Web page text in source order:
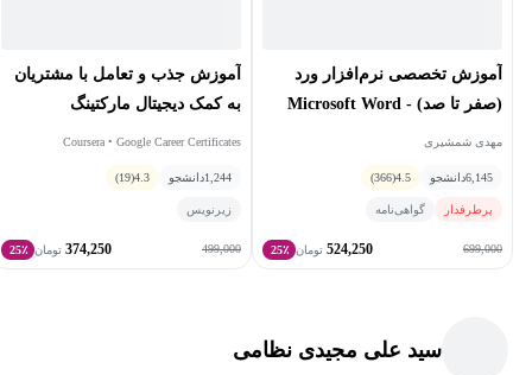
آموزش تخصصی نرم‌افزار ورد
(صفر تا صد) - Microsoft Word
مهدی شمشیری
6,145دانشجو 4.5
(366)
پرطرفدار گواهی‌نامه
699,000
524,250 تومان 25٪
آموزش جذب و تعامل با مشتریان
به کمک دیجیتال مارکتینگ
Coursera • Google Career Certificates
1,244دانشجو 4.3
(19)
زیرنویس
499,000
374,250 تومان 25٪
سید علی مجیدی نظامی